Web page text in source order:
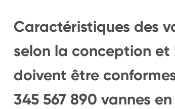
Caractéristiques des
selon la conception
doivent être
345 567 890 vannes